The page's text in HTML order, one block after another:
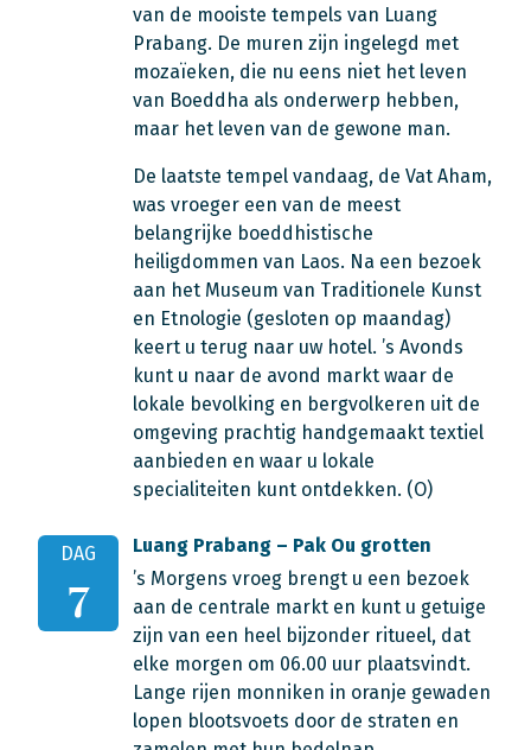
van de mooiste tempels van Luang
Prabang. De muren zijn ingelegd met
mozaïeken, die nu eens niet het leven
van Boeddha als onderwerp hebben,
maar het leven van de gewone man.
De laatste tempel vandaag, de Vat Aham,
was vroeger een van de meest
belangrijke boeddhistische
heiligdommen van Laos. Na een bezoek
aan het Museum van Traditionele Kunst
en Etnologie (gesloten op maandag)
keert u terug naar uw hotel. ’s Avonds
kunt u naar de avond markt waar de
lokale bevolking en bergvolkeren uit de
omgeving prachtig handgemaakt textiel
aanbieden en waar u lokale
specialiteiten kunt ontdekken. (O)
DAG
7
Luang Prabang – Pak Ou grotten
’s Morgens vroeg brengt u een bezoek
aan de centrale markt en kunt u getuige
zijn van een heel bijzonder ritueel, dat
elke morgen om 06.00 uur plaatsvindt.
Lange rijen monniken in oranje gewaden
lopen blootsvoets door de straten en